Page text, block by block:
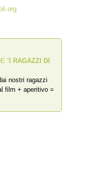
“ I RAGAZZI DI
nostri ragazzi
film + aperitivo =